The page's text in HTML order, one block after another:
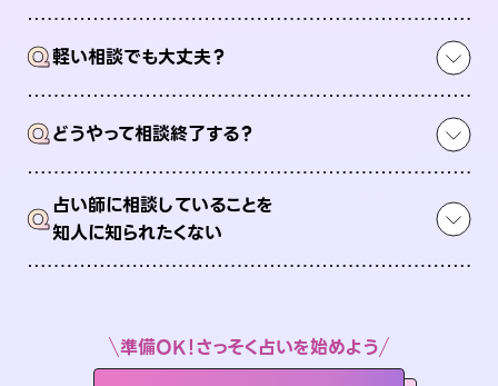
Q軽い相談でも大丈夫？
Qどうやって相談終了する？
Q占い師に相談していることを
知人に知られたくない
準備OK！さっそく占いを始めよう